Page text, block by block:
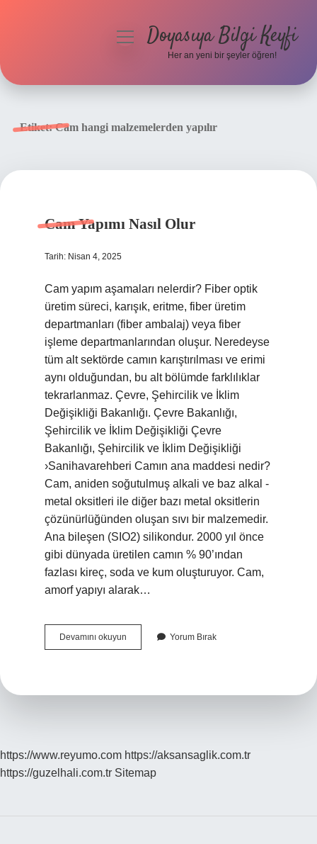
menüyüDoyasıya Bilgi Keyfi
Her an yeni bir şeyler öğren!
Etiket:Cam hangi malzemelerden yapılır
Cam Yapımı Nasıl Olur
Tarih: Nisan 4, 2025
Cam yapım aşamaları nelerdir? Fiber optik
üretim süreci, karışık, eritme, fiber üretim
departmanları (fiber ambalaj) veya fiber
işleme departmanlarından oluşur. Neredeyse
tüm alt sektörde camın karıştırılması ve erimi
aynı olduğundan, bu alt bölümde farklılıklar
tekrarlanmaz. Çevre, Şehircilik ve İklim
Değişikliği Bakanlığı. Çevre Bakanlığı,
Şehircilik ve İklim Değişikliği Çevre
Bakanlığı, Şehircilik ve İklim Değişikliği
›Sanihavarehberi Camın ana maddesi nedir?
Cam, aniden soğutulmuş alkali ve baz alkal -
metal oksitleri ile diğer bazı metal oksitlerin
çözünürlüğünden oluşan sıvı bir malzemedir.
Ana bileşen (SIO2) silikondur. 2000 yıl önce
gibi dünyada üretilen camın % 90’ından
fazlası kireç, soda ve kum oluşturuyor. Cam,
amorf yapıyı alarak…
Devamını okuyun
Yapımı
Yorum Bırak
https://www.reyumo.com https://aksansaglik.com.tr
https://guzelhali.com.tr Sitemap